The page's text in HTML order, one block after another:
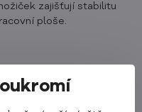
zajišťují stabilitu
ploše.